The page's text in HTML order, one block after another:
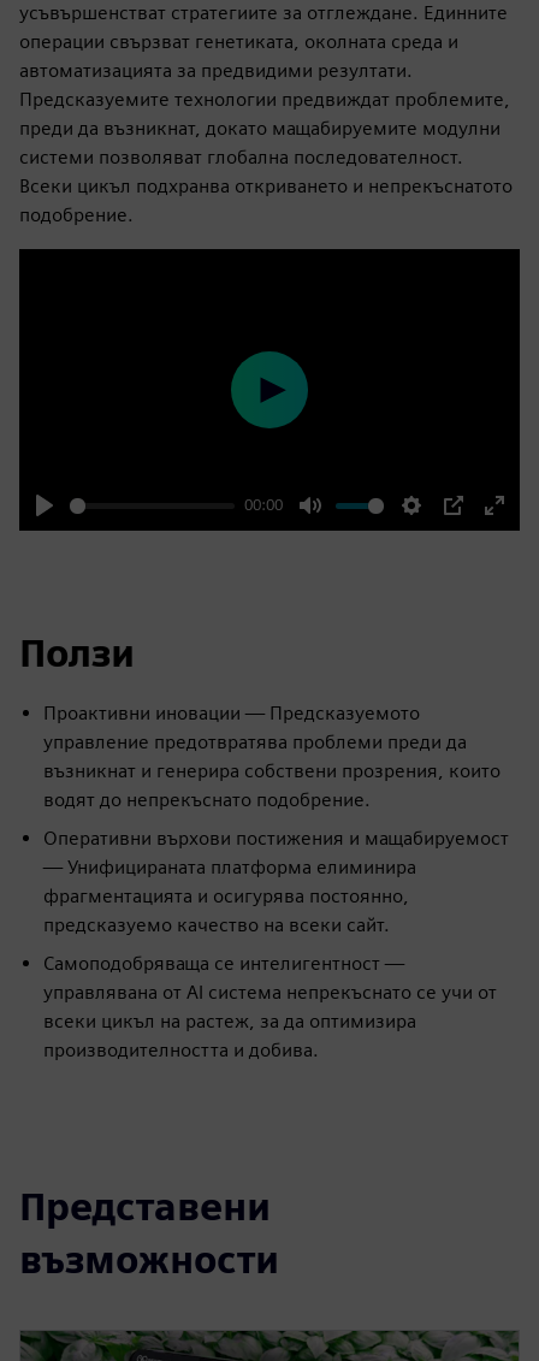
усъвършенстват стратегиите за отглеждане. Единните
операции свързват генетиката, околната среда и
автоматизацията за предвидими резултати.
Предсказуемите технологии предвиждат проблемите,
преди да възникнат, докато мащабируемите модулни
системи позволяват глобална последователност.
Всеки цикъл подхранва откриването и непрекъснатото
подобрение.
Play
00:00
Mute Settings
PIP
Enter
Play
Ползи
Проактивни иновации — Предсказуемото
управление предотвратява проблеми преди да
възникнат и генерира собствени прозрения, които
водят до непрекъснато подобрение.
Оперативни върхови постижения и мащабируемост
— Унифицираната платформа елиминира
фрагментацията и осигурява постоянно,
предсказуемо качество на всеки сайт.
Самоподобряваща се интелигентност —
управлявана от AI система непрекъснато се учи от
всеки цикъл на растеж, за да оптимизира
производителността и добива.
Представени
възможности